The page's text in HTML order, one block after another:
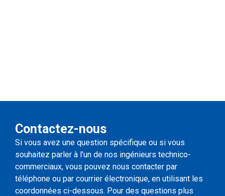
Contactez-nous
Si vous avez une question spécifique ou si vous
souhaitez parler à l’un de nos ingénieurs technico-
commerciaux, vous pouvez nous contacter par
téléphone ou par courrier électronique, en utilisant les
coordonnées ci-dessous. Pour des questions plus